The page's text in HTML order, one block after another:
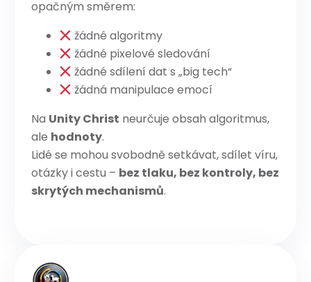
opačným směrem:
žádné algoritmy
žádné pixelové sledování
žádné sdílení dat s „big tech“
žádná manipulace emocí
Na Unity Christ neurčuje obsah algoritmus,
ale hodnoty.
Lidé se mohou svobodně setkávat, sdílet víru,
otázky i cestu – bez tlaku, bez kontroly, bez
skrytých mechanismů.